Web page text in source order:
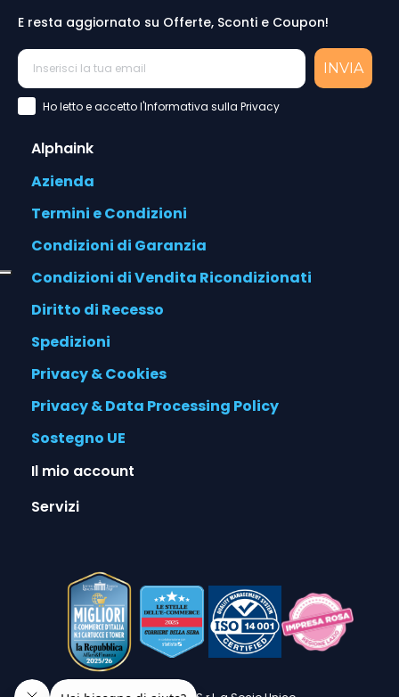
E resta aggiornato su Offerte, Sconti e Coupon!
INVIA
Accettazione Privacy Policy
Ho letto e accetto l'Informativa sulla Privacy
Alphaink
Azienda
Termini e Condizioni
Condizioni di Garanzia
Condizioni di Vendita Ricondizionati
Diritto di Recesso
Spedizioni
Privacy & Cookies
Privacy & Data Processing Policy
Sostegno UE
Il mio account
Servizi